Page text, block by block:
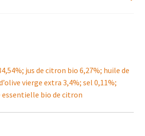
jus de citron bio 6,27%; huile de
vierge extra 3,4%; sel 0,11%;
essentielle bio de citron